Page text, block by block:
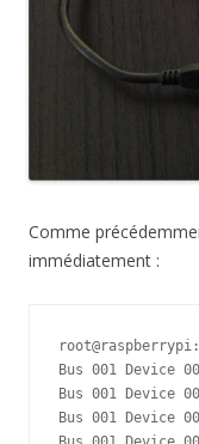
Comme
immédiatement :
Bus 001 Device
Bus 001 Device
Bus 001 Device